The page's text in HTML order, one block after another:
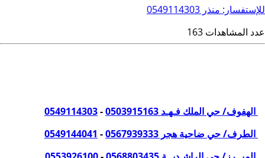
للإستفسار: منذر 0549114303
عدد المشاهدات 163
الهفوف/ حي الملك فـهـد 0503915163
-
0549114303
الطرف/ حي ضاحية هجر 0567939333
-
0549144041